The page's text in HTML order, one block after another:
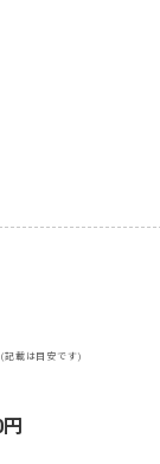
記載は目安です)